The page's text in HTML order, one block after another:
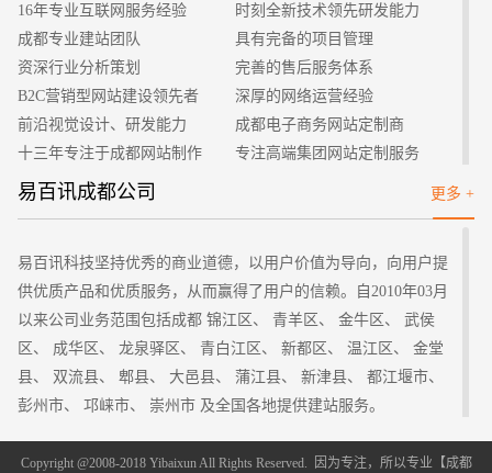
方法。免费的推广方法也是比较多的，比如在百度贴吧、互动百
科、赶集网、58同城等上面发布自己网站的信息，并留下网站的
链接。还可以在一些大型的论坛和博客站点发布文章或者留言，
注明自己的地址，这样做了以后也会有利于百度等搜索引擎收录
自己的网站。不过这种方法对于新站的收录效果更好，想要网站
有更好的知名度还需要优化更多的细节问题。
三、付费推广方法
如果企业在网站推广时有较多的预算费用，那么在考虑网站
方法有效一些。我们可以在搜索引擎上开通竞价推广账户，只要
16年专业互联网服务经验
成都专业建站团队
资深行业分析策划
B2C营销型网站建设领先者
前沿视觉设计、研发能力
十三年专注于成都网站制作
客户的满意是我们唯一的宗旨
时刻全新技术领先研发能力
具有完备的项目管理
完善的售后服务体系
深厚的网络运营经验
成都电子商务网站定制商
专注高端集团网站定制服务
更多 +
易百讯成都公司
易百讯科技坚持优秀的商业道德，以用户价值为导向，向用户提
供优质产品和优质服务，从而赢得了用户的信赖。自2010年03月
以来公司业务范围包括成都 锦江区、 青羊区、 金牛区、 武侯
区、 成华区、 龙泉驿区、 青白江区、 新都区、 温江区、 金堂
县、 双流县、 郫县、 大邑县、 蒲江县、 新津县、 都江堰市、
彭州市、 邛崃市、 崇州市 及全国各地提供建站服务。
成都自贡 攀枝花 泸州 德阳 绵阳 广元 遂宁 内江 乐山 南充 眉山
Copyright @2008-2018 Yibaixun All Rights Reserved. 因为专注，所以专业【成都